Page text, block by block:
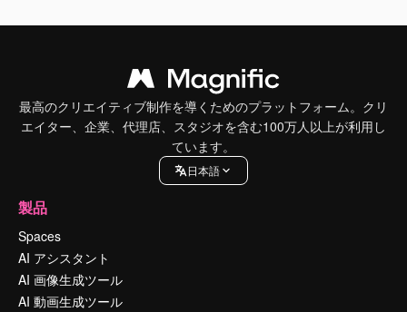
最高のクリエイティブ制作を導くためのプラットフォーム。クリ
エイター、企業、代理店、スタジオを含む100万人以上が利用し
ています。
日本語
製品
Spaces
AI アシスタント
AI 画像生成ツール
AI 動画生成ツール